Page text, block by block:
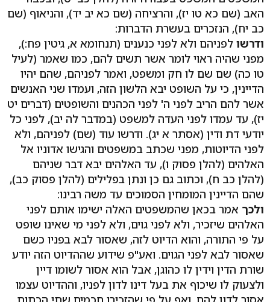
האב (שם כא טו יז), והרציחה (שם כא יב יד), והניאוף (שם
כב יח), הנזכרים בעשרת הדברות:
ודרשו לפניהם ולא לפני כנענים (תנחומא א, גיטין פח:),
מפני שהיה ראוי לומר אשר תשים להם, כמו שאמר (לעיל
טו כה) שם שם לו חק ומשפט, ואמר לפניהם, שהם יהיו
הדיינין, כי על השופט יבא הלשון הזה, ועמדו שני האנשים
אשר להם הריב לפני ה' לפני הכהנים והשופטים (דברים יט
יז), עד עמדו לפני העדה למשפט (במדבר לה יב), לפני כל
יודעי דת ודין (אסתר א יג). ודרשו עוד (שם) לפניהם, ולא
לפני הדיוטות, מפני שכתב במשפטים והגישו אדוניו אל
האלהים (להלן פסוק ו), עד האלהים יבא דבר שניהם
(להלן כב ח), וכתוב גם כן ונתן בפלילים (להלן פסוק כב),
שהם הדיינין המומחין הסמוכים עד משה רבינו:
ולכך אמר בכאן שהמשפטים האלה ישימו אותם לפני
האלהים שיזכיר, ולא לפני גוים, ולא לפני מי שאינו שופט
על פי התורה, והוא הדיוט לזה, שאסור לבא בפניו כשם
שאסור לבא לפני הגוים. ואע"פ שידוע שההדיוט הזה יודע
שורת הדין וידין לו כהוגן, אבל הוא אסור לשומו דיין
ולצעוק לו שיכוף את בעל דינו לדון לפניו, וההדיוט עצמו